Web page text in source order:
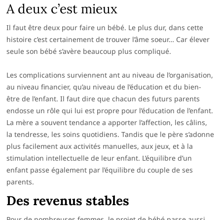
A deux c’est mieux
Il faut être deux pour faire un bébé. Le plus dur, dans cette
histoire c’est certainement de trouver l’âme soeur… Car élever
seule son bébé s’avère beaucoup plus compliqué.
Les complications surviennent ant au niveau de l’organisation,
au niveau financier, qu’au niveau de l’éducation et du bien-
être de l’enfant. Il faut dire que chacun des futurs parents
endosse un rôle qui lui est propre pour l’éducation de l’enfant.
La mère a souvent tendance a apporter l’affection, les câlins,
la tendresse, les soins quotidiens. Tandis que le père s’adonne
plus facilement aux activités manuelles, aux jeux, et à la
stimulation intellectuelle de leur enfant. L’équilibre d’un
enfant passe également par l’équilibre du couple de ses
parents.
Des revenus stables